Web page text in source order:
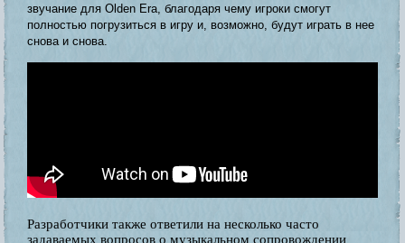
звучание для Olden Era, благодаря чему игроки смогут
полностью погрузиться в игру и, возможно, будут играть в нее
снова и снова.
Разработчики также ответили на несколько часто
задаваемых вопросов о музыкальном сопровождении